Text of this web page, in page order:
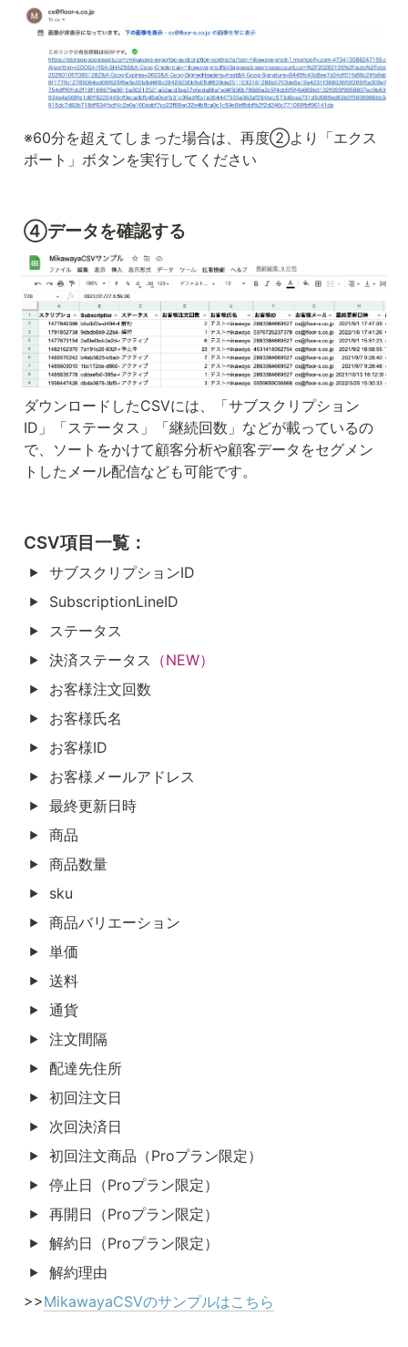
※60分を超えてしまった場合は、再度②より「エクス
ポート」ボタンを実行してください
④データを確認する
ダウンロードしたCSVには、「サブスクリプション
ID」「ステータス」「継続回数」などが載っているの
で、ソートをかけて顧客分析や顧客データをセグメン
トしたメール配信なども可能です。
CSV項目一覧：
サブスクリプションID
SubscriptionLineID
ステータス
決済ステータス （NEW）
お客様注文回数
お客様氏名
お客様ID
お客様メールアドレス
最終更新日時
商品
商品数量
sku
商品バリエーション
単価
送料
通貨
注文間隔
配達先住所
初回注文日
次回決済日
初回注文商品（Proプラン限定）
停止日（Proプラン限定）
再開日（Proプラン限定）
解約日（Proプラン限定）
解約理由
>>MikawayaCSVのサンプルはこちら